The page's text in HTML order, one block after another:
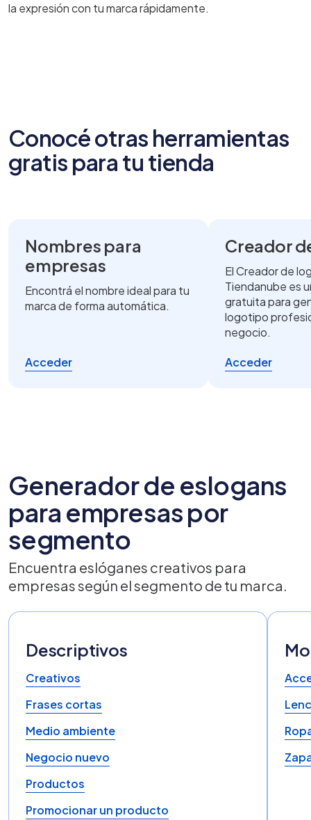
la expresión con tu marca rápidamente.
Conocé otras herramientas
gratis para tu tienda
Nombres para
empresas
Encontrá el nombre ideal para tu
marca de forma automática.
Acceder
Creador
El Creador de
Tiendanube es
gratuita para
logotipo
negocio.
Acceder
Generador de eslogans
para empresas por
segmento
Encuentra eslóganes creativos para
empresas según el segmento de tu marca.
Descriptivos
Creativos
Frases cortas
Medio ambiente
Negocio nuevo
Productos
Promocionar un producto